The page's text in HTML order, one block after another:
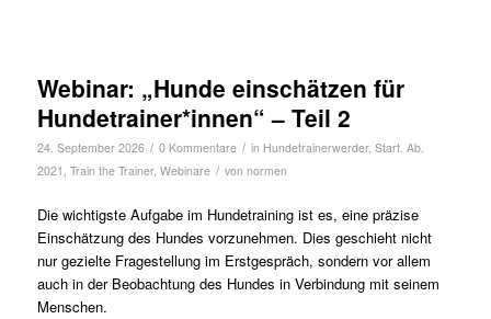
Webinar: „Hunde einschätzen für
Hundetrainer*innen“ – Teil 2
24. September 2026 / 0 Kommentare / in Hundetrainerwerder, Start. Ab.
2021 , Train the Trainer, Webinare / von normen
Die wichtigste Aufgabe im Hundetraining ist es, eine präzise
Einschätzung des Hundes vorzunehmen. Dies geschieht nicht
nur gezielte Fragestellung im Erstgespräch, sondern vor allem
auch in der Beobachtung des Hundes in Verbindung mit seinem
Menschen.